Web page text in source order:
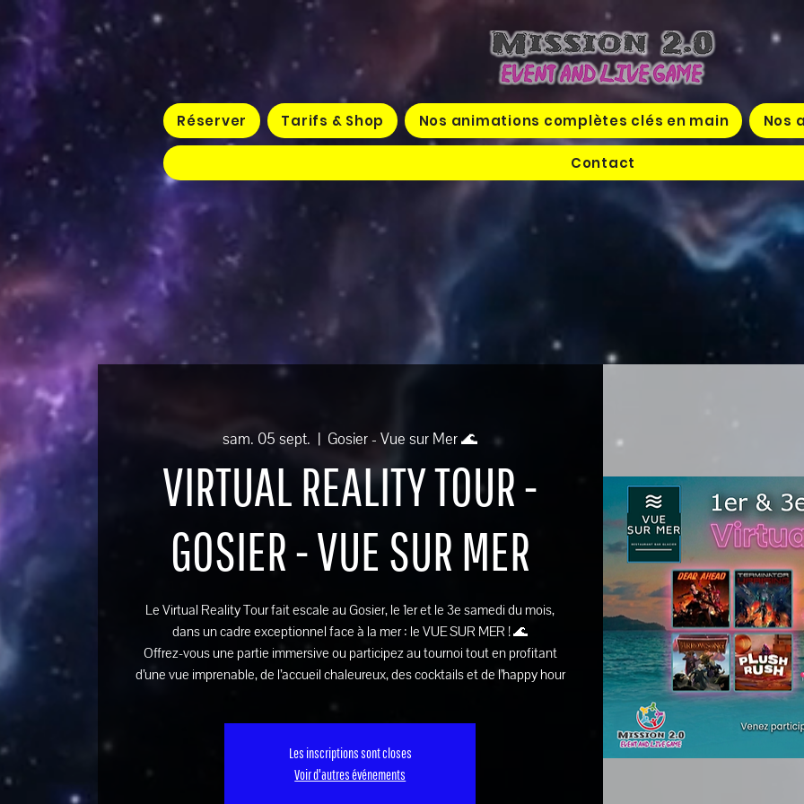
Réserver Tarifs & Shop Nos animations complètes clés en main Nos
Contact
sam. 05 sept.
  |
Gosier - Vue sur Mer 🌊
VIRTUAL REALITY TOUR -
GOSIER - VUE SUR MER
Le Virtual Reality Tour fait escale au Gosier, le 1er et le 3e samedi du mois,
dans un cadre exceptionnel face à la mer : le VUE SUR MER ! 🌊
Offrez-vous une partie immersive ou participez au tournoi tout en profitant
d’une vue imprenable, de l’accueil chaleureux, des cocktails et de l’happy hour
Les inscriptions sont closes
Voir d'autres événements